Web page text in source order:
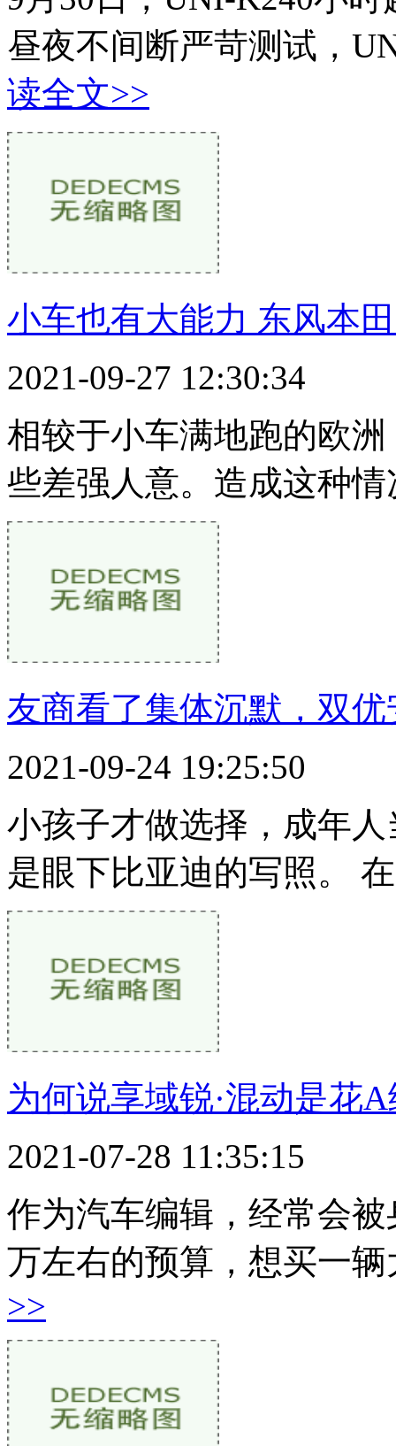
昼夜不间断严苛测试，
读全文>>
小车也有大能力 东风本
2021-09-27 12:30:34
相较于小车满地跑的欧
些差强人意。造成这种
友商看了集体沉默，双
2021-09-24 19:25:50
小孩子才做选择，成年
是眼下比亚迪的写照。
为何说享域锐·混动是花
2021-07-28 11:35:15
作为汽车编辑，经常会
万左右的预算，想买一
>>